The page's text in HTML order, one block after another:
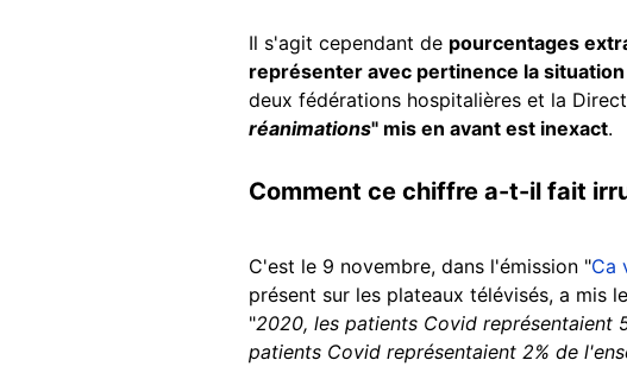
Il s'agit cependant de pourcentages
représenter avec pertinence la
deux fédérations hospitalières et la
réanimations" mis en avant est inexact.
Comment ce chiffre a-t-il fait
C'est le 9 novembre, dans l'émission "Ca
présent sur les plateaux télévisés, a mis
"2020, les patients Covid représentaient
patients Covid représentaient 2% de